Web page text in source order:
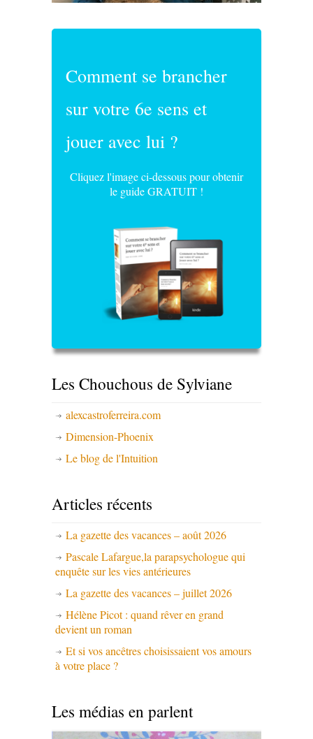
Comment se brancher
sur votre 6e sens et
jouer avec lui ?
Cliquez l'image ci-dessous pour obtenir
le guide GRATUIT !
Les Chouchous de Sylviane
alexcastroferreira.com
Dimension-Phoenix
Le blog de l'Intuition
Articles récents
La gazette des vacances – août 2026
Pascale Lafargue,la parapsychologue qui
enquête sur les vies antérieures
La gazette des vacances – juillet 2026
Hélène Picot : quand rêver en grand
devient un roman
Et si vos ancêtres choisissaient vos amours
à votre place ?
Les médias en parlent